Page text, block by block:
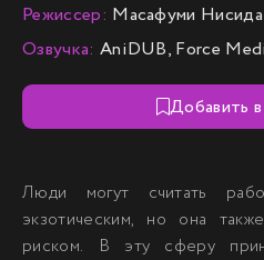
Режиссер: Масафуми Нисида
Озвучка: AniDUB, Force
Добавить
Люди могут считать
экзотическим, но она
риском. В эту сферу